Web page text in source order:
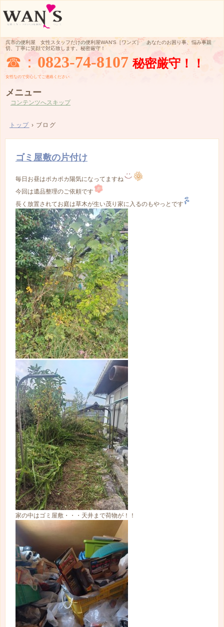
呉市の便利屋 女性スタッフだけの便利屋WAN'S［ワンズ］ あなたのお困り事、悩み事親
切、丁寧に笑顔で対応致します。秘密厳守！
☎： 0823-74-8107 秘密厳守！！
女性なので安心してご連絡ください
メニュー
コンテンツへスキップ
トップ › ブログ
ゴミ屋敷の片付け
毎日お昼はポカポカ陽気になってますね
今回は遺品整理のご依頼です
長く放置されてお庭は草木が生い茂り家に入るのもやっとです
家の中はゴミ屋敷・・・天井まで荷物が！！